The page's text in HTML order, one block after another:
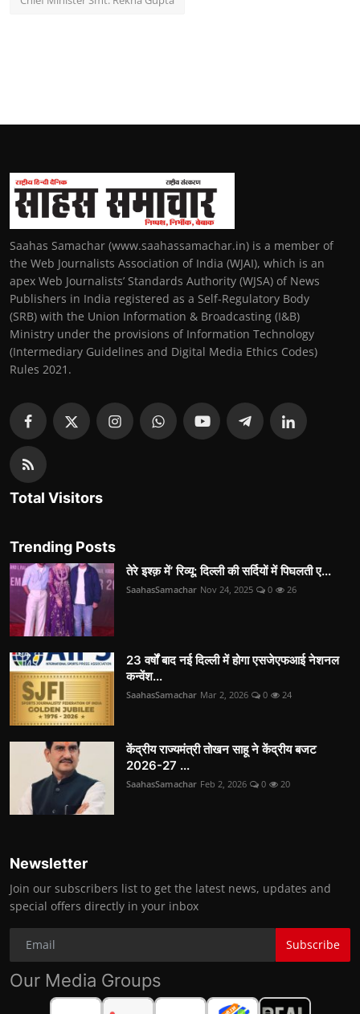
Saahas Samachar (www.saahassamachar.in) is a member of
the Web Journalists Association of India (WJAI), which is an
apex Web Journalists’ Standards Authority (WJSA) of News
Publishers in India registered as a Self-Regulatory Body
(SRB) with the Union Information & Broadcasting (I&B)
Ministry under the provisions of Information Technology
(Intermediary Guidelines and Digital Media Ethics Codes)
Rules 2021.
Total Visitors
Trending Posts
तेरे इश्क़ में’ रिव्यू: दिल्ली की सर्दियों में पिघलती ए...
SaahasSamachar Nov 24, 2025 0 26
23 वर्षों बाद नई दिल्ली में होगा एसजेएफआई नेशनल
कन्वेंश...
SaahasSamachar Mar 2, 2026 0 24
केंद्रीय राज्यमंत्री तोखन साहू ने केंद्रीय बजट
2026-27 ...
SaahasSamachar Feb 2, 2026 0 20
Newsletter
Join our subscribers list to get the latest news, updates and
special offers directly in your inbox
Subscribe
Our Media Groups